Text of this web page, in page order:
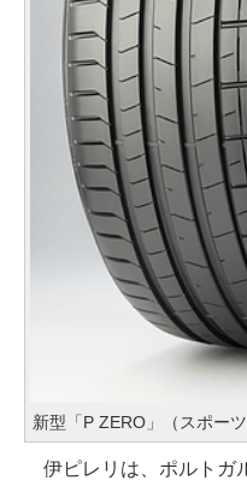
新型「P ZERO」（スポーツ
伊ピレリは、ポルトガ